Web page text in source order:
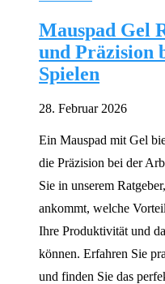
Mauspad Gel
und Präzision
Spielen
28. Februar 2026
Ein Mauspad mit Gel
die Präzision bei der
Sie in unserem
ankommt, welche
Ihre Produktivität und
können. Erfahren Sie
und finden Sie das